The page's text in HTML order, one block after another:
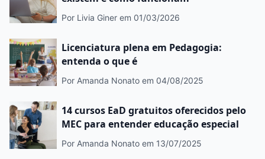
Por Livia Giner em 01/03/2026
Licenciatura plena em Pedagogia:
entenda o que é
Por Amanda Nonato em 04/08/2025
14 cursos EaD gratuitos oferecidos pelo
MEC para entender educação especial
Por Amanda Nonato em 13/07/2025